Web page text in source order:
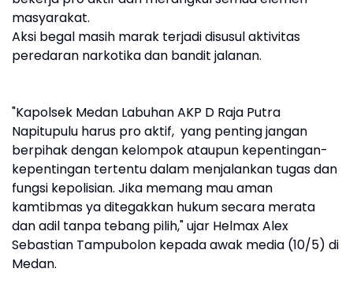
masyarakat.
Aksi begal masih marak terjadi disusul aktivitas
peredaran narkotika dan bandit jalanan.
"Kapolsek Medan Labuhan AKP D Raja Putra
Napitupulu harus pro aktif, yang penting jangan
berpihak dengan kelompok ataupun kepentingan-
kepentingan tertentu dalam menjalankan tugas dan
fungsi kepolisian. Jika memang mau aman
kamtibmas ya ditegakkan hukum secara merata
dan adil tanpa tebang pilih," ujar Helmax Alex
Sebastian Tampubolon kepada awak media (10/5) di
Medan.